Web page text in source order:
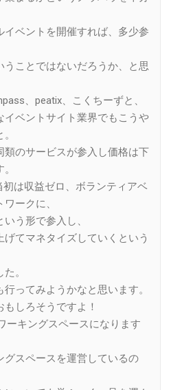
ベントを開催すれば、多少参
うことではないだろうか、と思
、peatix、こくちーずと、
ベントサイト業界でもこうや
のサービスが参入し価格は下
は収益ゼロ、ボランティアベ
ークに、
う形で参入し、
てマネタイズしていくという
。
ってみようかなと思います。
しろそうですよ！
ーキングスペースになります
スペースを運営しているの